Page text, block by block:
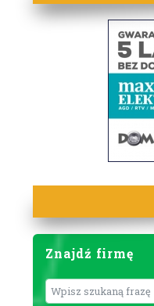
Znajdź firmę